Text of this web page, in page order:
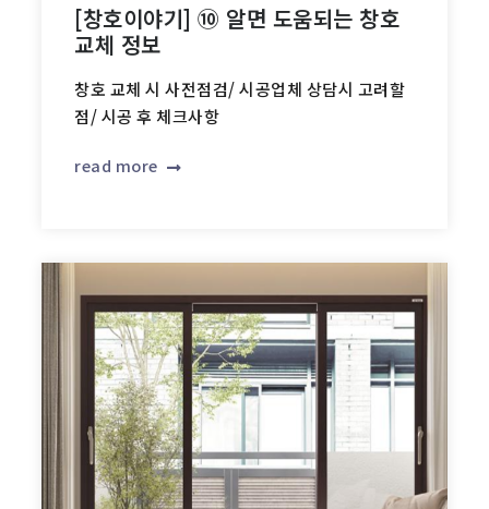
[창호이야기] ⑩ 알면 도움되는 창호
교체 정보
창호 교체 시 사전점검/ 시공업체 상담시 고려할
점/ 시공 후 체크사항
read more